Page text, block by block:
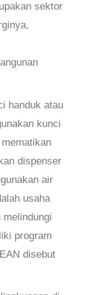
sektor
handuk atau
kunci
dispenser
air
usaha
melindungi
program
disebut